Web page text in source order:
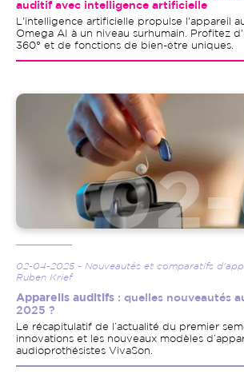
auditif avec intelligence artificielle
L'intelligence artificielle propulse l'appareil
Omega AI à un niveau surhumain. Profitez
360° et de fonctions de bien-être uniques.
Image
02-04-2025 - Nouveautés et comparatifs
Ruben Krief
Appareils auditifs : quelles nouveautés
2025 ?
Le récapitulatif de l’actualité du premier
innovations et les nouveaux modèles
audioprothésistes VivaSon.